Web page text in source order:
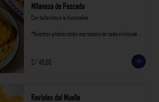
Milanesa de Pescado
Con tallarines a la huancaína
*Nuestros precios están expresados en soles e incluyen
S/ 49.00
Ravioles del Muelle